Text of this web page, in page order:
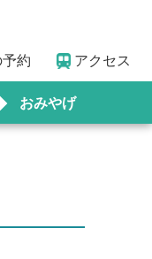
約 アクセス
おみやげ